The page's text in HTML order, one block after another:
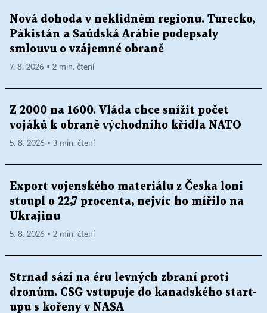
Nová dohoda v neklidném regionu. Turecko,
Pákistán a Saúdská Arábie podepsaly
smlouvu o vzájemné obraně
7. 8. 2026 ▪ 2 min. čtení
Z 2000 na 1600. Vláda chce snížit počet
vojáků k obraně východního křídla NATO
5. 8. 2026 ▪ 3 min. čtení
Export vojenského materiálu z Česka loni
stoupl o 22,7 procenta, nejvíc ho mířilo na
Ukrajinu
5. 8. 2026 ▪ 2 min. čtení
Strnad sází na éru levných zbraní proti
dronům. CSG vstupuje do kanadského start-
upu s kořeny v NASA